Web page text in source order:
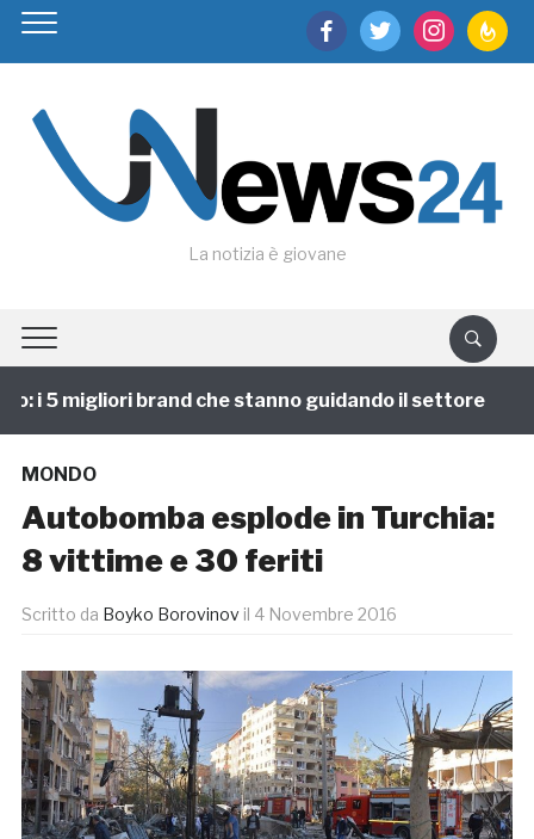
facebooktwitter instagram
La notizia è giovane
i 5 migliori brand che stanno guidando il settore
MONDO
Autobomba esplode in Turchia:
8 vittime e 30 feriti
Scritto da Boyko Borovinov il 4 Novembre 2016